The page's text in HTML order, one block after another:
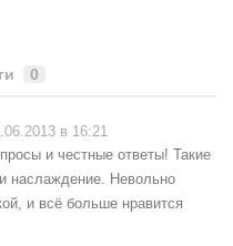
0
в 16:21
и честные ответы! Такие
наслаждение. Невольно
и всё больше нравится